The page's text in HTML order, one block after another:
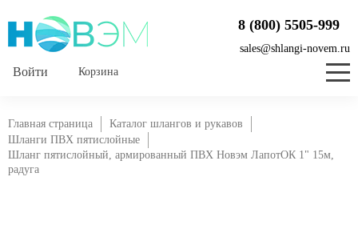
8 (800) 5505-999
sales@shlangi-novem.ru
Корзина
Главная страница
Каталог шлангов и рукавов
Шланги ПВХ пятислойные
Шланг пятислойный, армированный ПВХ Новэм ЛапотОК 1" 15м,
радуга